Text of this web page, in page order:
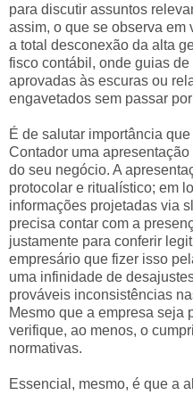
para discutir assuntos
assim, o que se observa em
a total desconexão da alta
fisco contábil, onde guias
aprovadas às escuras ou
engavetados sem passar
É de salutar importância
Contador uma
do seu negócio. A
protocolar e ritualístico; em
informações projetadas via
precisa contar com a
justamente para conferir
empresário que fizer isso
uma infinidade de
prováveis inconsistências
Mesmo que a empresa seja
verifique, ao menos, o
normativas.
Essencial, mesmo, é que a